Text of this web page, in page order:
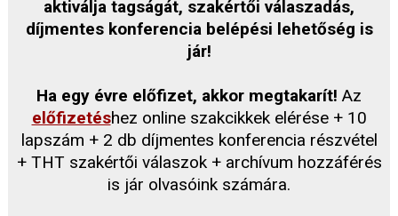
aktiválja tagságát, szakértői válaszadás,
díjmentes konferencia belépési lehetőség is
jár!
Ha egy évre előfizet, akkor megtakarít! Az
előfizetéshez online szakcikkek elérése + 10
lapszám + 2 db díjmentes konferencia részvétel
+ THT szakértői válaszok + archívum hozzáférés
is jár olvasóink számára.